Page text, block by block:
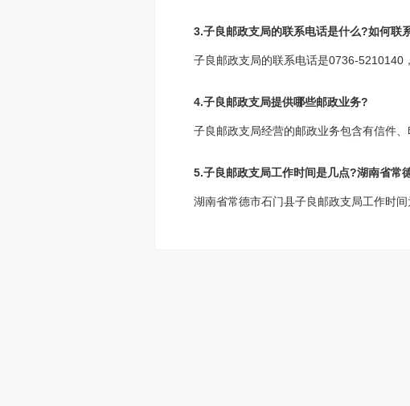
3.子良邮政支局的联系电话是什么?如何联
子良邮政支局的联系电话是0736-5210140
4.子良邮政支局提供哪些邮政业务?
子良邮政支局经营的邮政业务包含有信件
5.子良邮政支局工作时间是几点?湖南省常
湖南省常德市石门县子良邮政支局工作时